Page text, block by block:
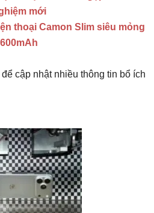
mới
thoại Camon Slim siêu mỏng
cập nhật nhiều thông tin bổ ích